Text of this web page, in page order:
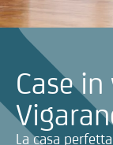
Case
La casa